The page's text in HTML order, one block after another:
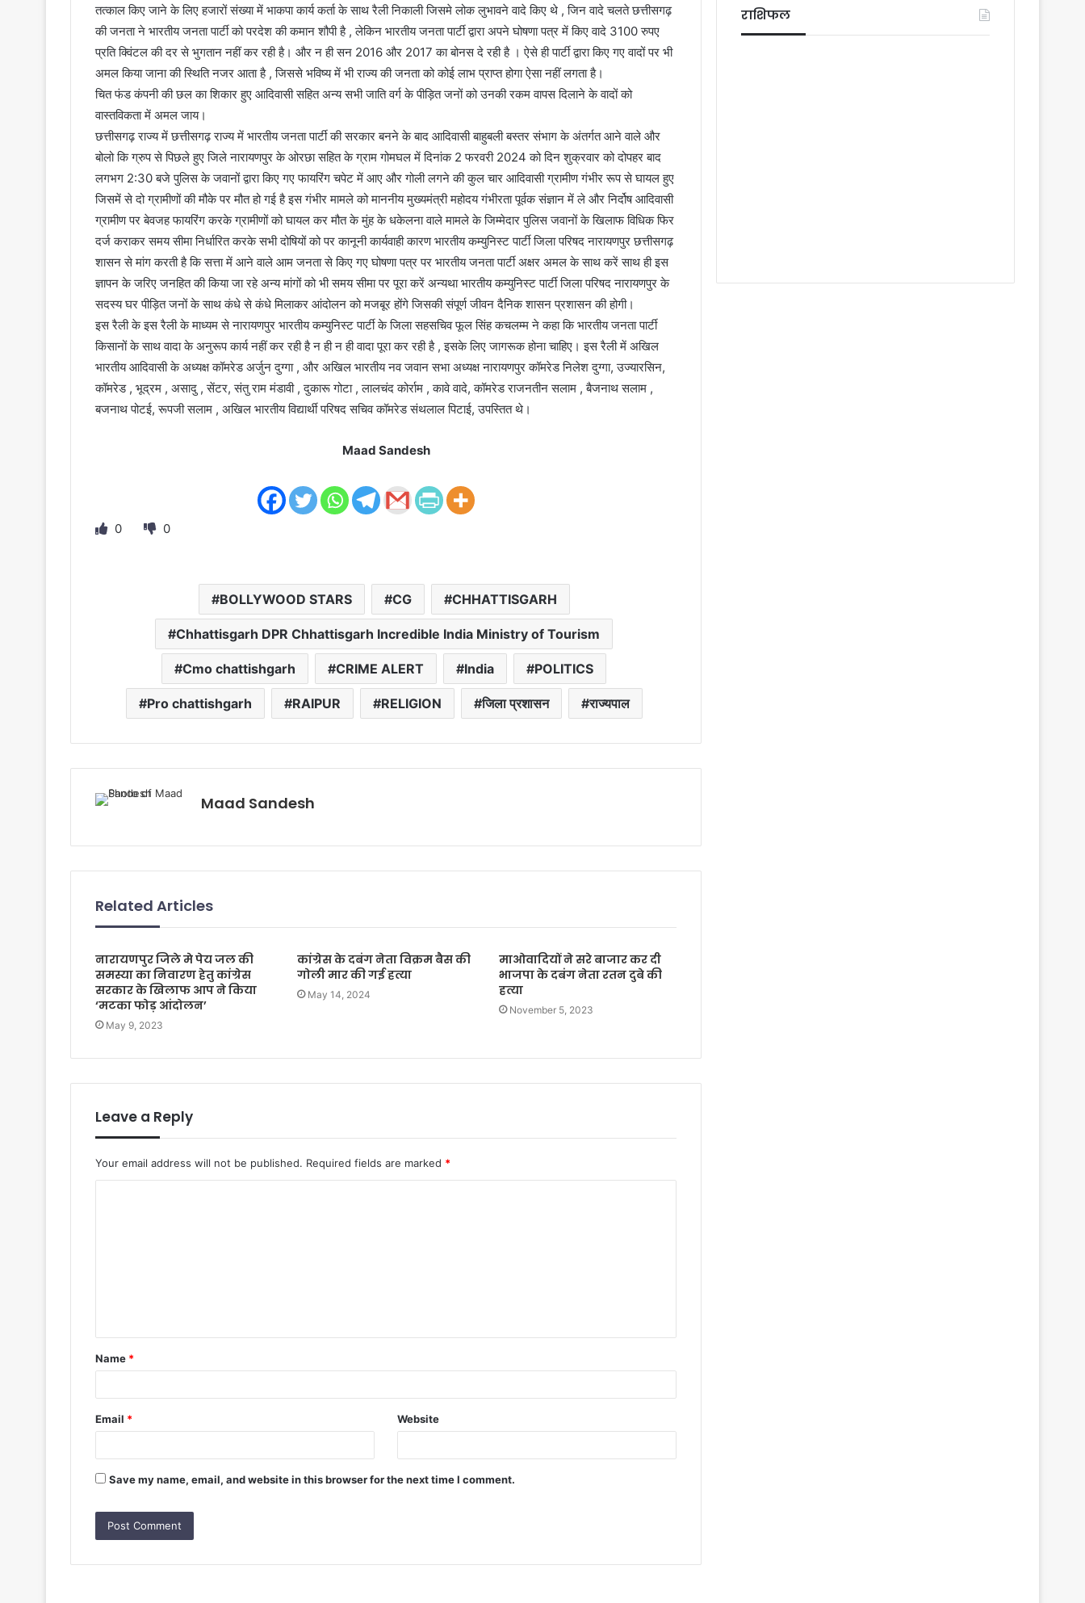
तत्काल किए जाने के लिए हजारों संख्या में भाकपा कार्य कर्ता के साथ रैली निकाली जिसमे लोक लुभावने वादे किए थे , जिन वादे चलते छत्तीसगढ़
की जनता ने भारतीय जनता पार्टी को परदेश की कमान शौपी है , लेकिन भारतीय जनता पार्टी द्वारा अपने घोषणा पत्र में किए वादे 3100 रुपए
प्रति क्विंटल की दर से भुगतान नहीं कर रही है। और न ही सन 2016 और 2017 का बोनस दे रही है । ऐसे ही पार्टी द्वारा किए गए वादों पर भी
अमल किया जाना की स्थिति नजर आता है , जिससे भविष्य में भी राज्य की जनता को कोई लाभ प्राप्त होगा ऐसा नहीं लगता है।
चित फंड कंपनी की छल का शिकार हुए आदिवासी सहित अन्य सभी जाति वर्ग के पीड़ित जनों को उनकी रकम वापस दिलाने के वादों को
वास्तविकता में अमल जाय।
छत्तीसगढ़ राज्य में छत्तीसगढ़ राज्य में भारतीय जनता पार्टी की सरकार बनने के बाद आदिवासी बाहुबली बस्तर संभाग के अंतर्गत आने वाले और
बोलो कि ग्रुप से पिछले हुए जिले नारायणपुर के ओरछा सहित के ग्राम गोमघल में दिनांक 2 फरवरी 2024 को दिन शुक्रवार को दोपहर बाद
लगभग 2:30 बजे पुलिस के जवानों द्वारा किए गए फायरिंग चपेट में आए और गोली लगने की कुल चार आदिवासी ग्रामीण गंभीर रूप से घायल हुए
जिसमें से दो ग्रामीणों की मौके पर मौत हो गई है इस गंभीर मामले को माननीय मुख्यमंत्री महोदय गंभीरता पूर्वक संज्ञान में ले और निर्दोष आदिवासी
ग्रामीण पर बेवजह फायरिंग करके ग्रामीणों को घायल कर मौत के मुंह के धकेलना वाले मामले के जिम्मेदार पुलिस जवानों के खिलाफ विधिक फिर
दर्ज कराकर समय सीमा निर्धारित करके सभी दोषियों को पर कानूनी कार्यवाही कारण भारतीय कम्युनिस्ट पार्टी जिला परिषद नारायणपुर छत्तीसगढ़
शासन से मांग करती है कि सत्ता में आने वाले आम जनता से किए गए घोषणा पत्र पर भारतीय जनता पार्टी अक्षर अमल के साथ करें साथ ही इस
ज्ञापन के जरिए जनहित की किया जा रहे अन्य मांगों को भी समय सीमा पर पूरा करें अन्यथा भारतीय कम्युनिस्ट पार्टी जिला परिषद नारायणपुर के
सदस्य घर पीड़ित जनों के साथ कंधे से कंधे मिलाकर आंदोलन को मजबूर होंगे जिसकी संपूर्ण जीवन दैनिक शासन प्रशासन की होगी।
इस रैली के इस रैली के माध्यम से नारायणपुर भारतीय कम्युनिस्ट पार्टी के जिला सहसचिव फूल सिंह कचलम्म ने कहा कि भारतीय जनता पार्टी
किसानों के साथ वादा के अनुरूप कार्य नहीं कर रही है न ही न ही वादा पूरा कर रही है , इसके लिए जागरूक होना चाहिए। इस रैली में अखिल
भारतीय आदिवासी के अध्यक्ष कॉमरेड अर्जुन दुग्गा , और अखिल भारतीय नव जवान सभा अध्यक्ष नारायणपुर कॉमरेड निलेश दुग्गा, उज्यारसिन,
कॉमरेड , भूद्रम , असादु , सेंटर, संतु राम मंडावी , दुकारू गोटा , लालचंद कोर्राम , कावे वादे, कॉमरेड राजनतीन सलाम , बैजनाथ सलाम ,
बजनाथ पोटई, रूपजी सलाम , अखिल भारतीय विद्यार्थी परिषद सचिव कॉमरेड संथलाल पिटाई, उपस्तित थे।
Maad Sandesh
0 0
BOLLYWOOD STARS CG CHHATTISGARH
Chhattisgarh DPR Chhattisgarh Incredible India Ministry of Tourism
Cmo chattishgarh CRIME ALERT India POLITICS
Pro chattishgarh RAIPUR RELIGION जिला प्रशासन राज्यपाल
Maad Sandesh
Related Articles
नारायणपुर जिले मे पेय जल की
समस्या का निवारण हेतु कांग्रेस
सरकार के खिलाफ आप ने किया
‘मटका फोड़ आंदोलन’
May 9, 2023
कांग्रेस के दबंग नेता विक्रम बैस की
गोली मार की गई हत्या
May 14, 2024
माओवादियों ने सरे बाजार कर दी
भाजपा के दबंग नेता रतन दुबे की
हत्या
November 5, 2023
Leave a Reply
Your email address will not be published. Required fields are marked *
t
*
Name *
Email * Website
Save my name, email, and website in this browser for the next time I comment.
राशिफल